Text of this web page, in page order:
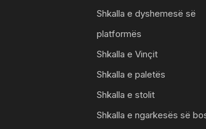
Shkalla e dyshemesë së
platformës
Shkalla e Vinçit
Shkalla e paletës
Shkalla e stolit
Shkalla e ngarkesës së